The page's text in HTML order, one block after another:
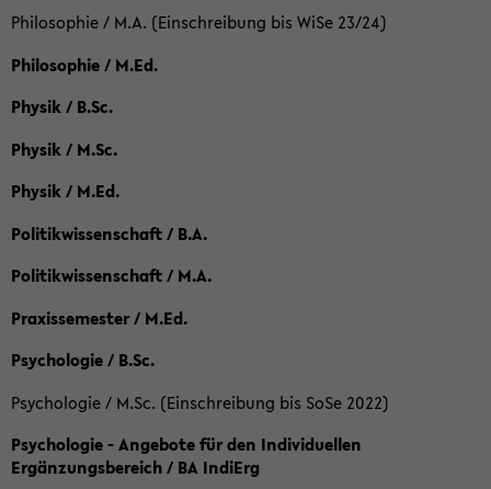
Philosophie / M.A. (Einschreibung bis WiSe 23/24)
Philosophie / M.Ed.
Physik / B.Sc.
Physik / M.Sc.
Physik / M.Ed.
Politikwissenschaft / B.A.
Politikwissenschaft / M.A.
Praxissemester / M.Ed.
Psychologie / B.Sc.
Psychologie / M.Sc. (Einschreibung bis SoSe 2022)
Psychologie - Angebote für den Individuellen
Ergänzungsbereich / BA IndiErg